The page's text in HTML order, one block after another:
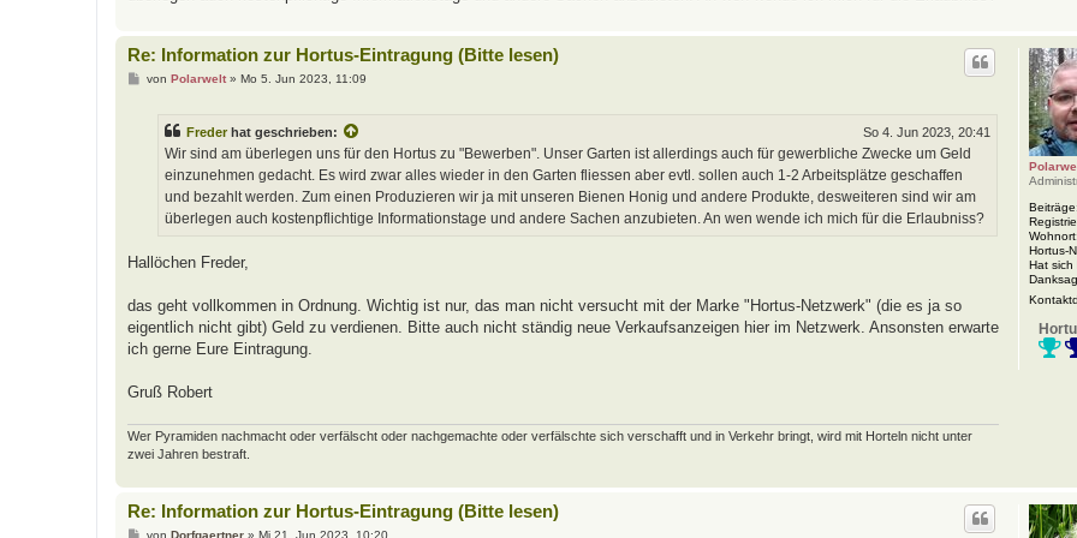
Beiträge:
Wohnort:
Hortus-
Hat
Re: Information zur Hortus-Eintragung (Bitte lesen)
Bvon Polarwelt» Mo 5. Jun 2023, 11:09
Freder hat geschrieben: So 4. Jun 2023, 20:41
Wir sind am überlegen uns für den Hortus zu "Bewerben". Unser Garten ist allerdings auch für gewerbliche Zwecke um Geld
einzunehmen gedacht. Es wird zwar alles wieder in den Garten fliessen aber evtl. sollen auch 1-2 Arbeitsplätze geschaffen
und bezahlt werden. Zum einen Produzieren wir ja mit unseren Bienen Honig und andere Produkte, desweiteren sind wir am
überlegen auch kostenpflichtige Informationstage und andere Sachen anzubieten. An wen wende ich mich für die Erlaubniss?
Hallöchen Freder,
das geht vollkommen in Ordnung. Wichtig ist nur, das man nicht versucht mit der Marke "Hortus-Netzwerk" (die es ja so
eigentlich nicht gibt) Geld zu verdienen. Bitte auch nicht ständig neue Verkaufsanzeigen hier im Netzwerk. Ansonsten erwarte
ich gerne Eure Eintragung.
Gruß Robert
Wer Pyramiden nachmacht oder verfälscht oder nachgemachte oder verfälschte sich verschafft und in Verkehr bringt, wird mit Horteln nicht unter
zwei Jahren bestraft.
Re: Information zur Hortus-Eintragung (Bitte lesen)
Bvon Dorfgaertner» Mi 21. Jun 2023, 10:20